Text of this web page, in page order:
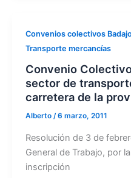
Convenios colectivos
Transporte mercancías
Convenio
sector de
carretera de la
Alberto /6 marzo, 2011
Resolución de 3 de
General de Trabajo, por
inscripción